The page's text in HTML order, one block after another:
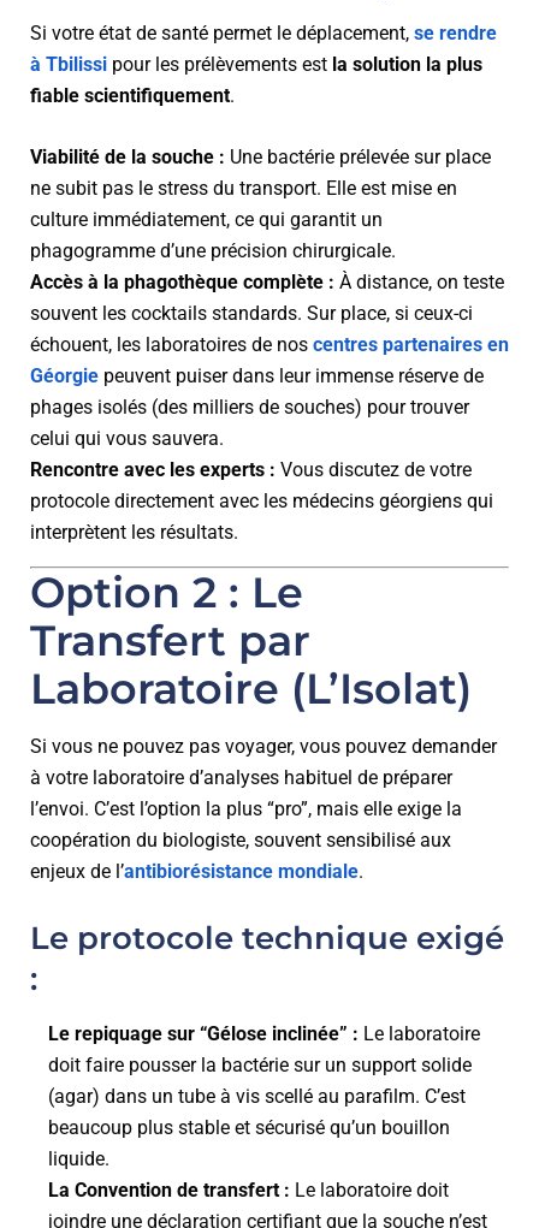
Si votre état de santé permet le déplacement, se rendre
à Tbilissi pour les prélèvements est la solution la plus
fiable scientifiquement.
Viabilité de la souche : Une bactérie prélevée sur place
ne subit pas le stress du transport. Elle est mise en
culture immédiatement, ce qui garantit un
phagogramme d’une précision chirurgicale.
Accès à la phagothèque complète : À distance, on teste
souvent les cocktails standards. Sur place, si ceux-ci
échouent, les laboratoires de nos centres partenaires en
Géorgie peuvent puiser dans leur immense réserve de
phages isolés (des milliers de souches) pour trouver
celui qui vous sauvera.
Rencontre avec les experts : Vous discutez de votre
protocole directement avec les médecins géorgiens qui
interprètent les résultats.
Option 2 : Le
Transfert par
Laboratoire (L’Isolat)
Si vous ne pouvez pas voyager, vous pouvez demander
à votre laboratoire d’analyses habituel de préparer
l’envoi. C’est l’option la plus “pro”, mais elle exige la
coopération du biologiste, souvent sensibilisé aux
enjeux de l’antibiorésistance mondiale.
Le protocole technique exigé
:
Le repiquage sur “Gélose inclinée” : Le laboratoire
doit faire pousser la bactérie sur un support solide
(agar) dans un tube à vis scellé au parafilm. C’est
beaucoup plus stable et sécurisé qu’un bouillon
liquide.
La Convention de transfert : Le laboratoire doit
joindre une déclaration certifiant que la souche n’est